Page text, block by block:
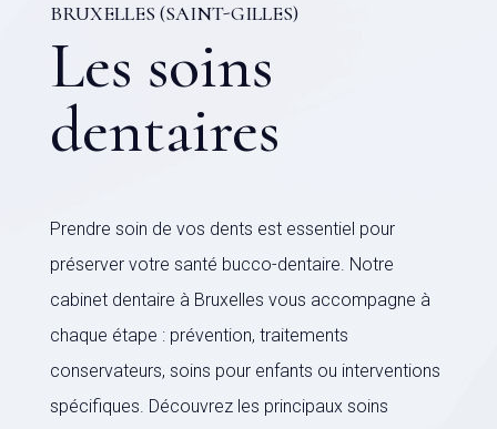
BRUXELLES (SAINT-GILLES)
Les soins
dentaires
Prendre soin de vos dents est essentiel pour
préserver votre santé bucco-dentaire. Notre
cabinet dentaire à Bruxelles vous accompagne à
chaque étape : prévention, traitements
conservateurs, soins pour enfants ou interventions
spécifiques. Découvrez les principaux soins